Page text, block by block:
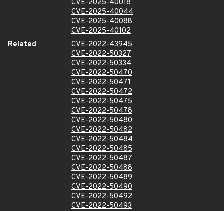
CVE-2025-40018
CVE-2025-40044
CVE-2025-40088
CVE-2025-40102
Related
CVE-2022-43945
CVE-2022-50327
CVE-2022-50334
CVE-2022-50470
CVE-2022-50471
CVE-2022-50472
CVE-2022-50475
CVE-2022-50478
CVE-2022-50480
CVE-2022-50482
CVE-2022-50484
CVE-2022-50485
CVE-2022-50487
CVE-2022-50488
CVE-2022-50489
CVE-2022-50490
CVE-2022-50492
CVE-2022-50493